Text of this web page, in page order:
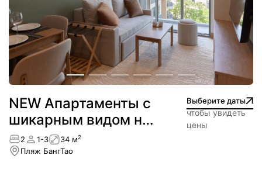
NEW Апартаменты с
шикарным видом на
горы
Выберите даты
чтобы увидеть
цены
2 1-3 34 м2
Пляж БангТао